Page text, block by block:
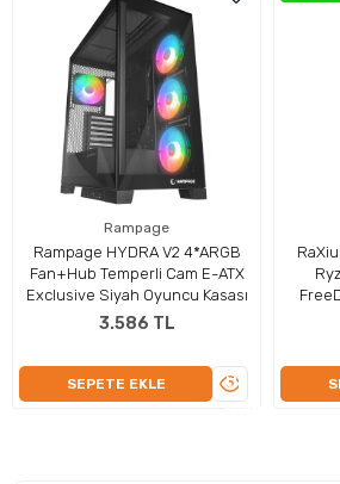
Oyuncular Için Estetik Kasası
Grafiklerde Üstün Deneyim
RaXius G2 oyuncu masaüstü bilgisayar,
güç kaynağı ile en zorlu görevlerin
dayanıklılığı artırarak, yoğun kullanım
Rampage
Rampage HYDRA V2 4*ARGB
Fan+Hub Temperli Cam E-ATX
Exclusive Siyah Oyuncu Kasası
3.586 TL
SEPETE EKLE
ÜRÜNÜ